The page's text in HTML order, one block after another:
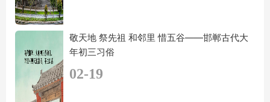
敬天地 祭先祖 和邻里 惜五谷——邯郸古代大
年初三习俗
02-19